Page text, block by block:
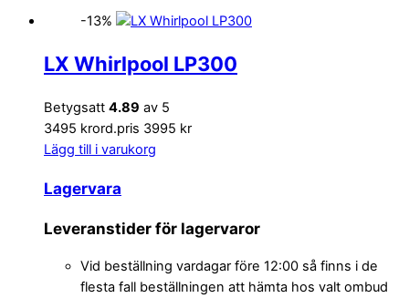
-13%
LX Whirlpool LP300
Betygsatt 4.89 av 5
3495 krord.pris 3995 kr
Lägg till i varukorg
Lagervara
Leveranstider för lagervaror
Vid beställning vardagar före 12:00 så finns i de
flesta fall beställningen att hämta hos valt ombud